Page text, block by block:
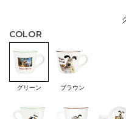
COLOR
グリーン ブラウン